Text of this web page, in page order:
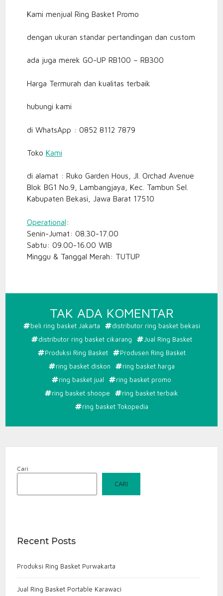
Kami menjual Ring Basket Promo
dengan ukuran standar pertandingan dan custom
ada juga merek GO-UP RB100 – RB300
Harga Termurah dan kualitas terbaik
hubungi kami
di WhatsApp : 0852 8112 7879
Toko Kami
di alamat : Ruko Garden Hous, Jl. Orchad Avenue
Blok BG1 No.9, Lambangjaya, Kec. Tambun Sel.
Kabupaten Bekasi, Jawa Barat 17510
Operational:
Senin-Jumat: 08.30-17.00
Sabtu: 09.00-16.00 WIB
Minggu & Tanggal Merah: TUTUP
TAK ADA KOMENTAR
RING
BASKET
PROMO
beli ring basket Jakarta
distributor ring basket bekasi
distributor ring basket cikarang
Jual Ring Basket
Produksi Ring Basket
Produsen Ring Basket
ring basket diskon
ring basket harga
ring basket jual
ring basket promo
ring basket shoope
ring basket terbaik
ring basket Tokopedia
Cari
CARI
Recent Posts
Produksi Ring Basket Purwakarta
Jual Ring Basket Portable Karawaci